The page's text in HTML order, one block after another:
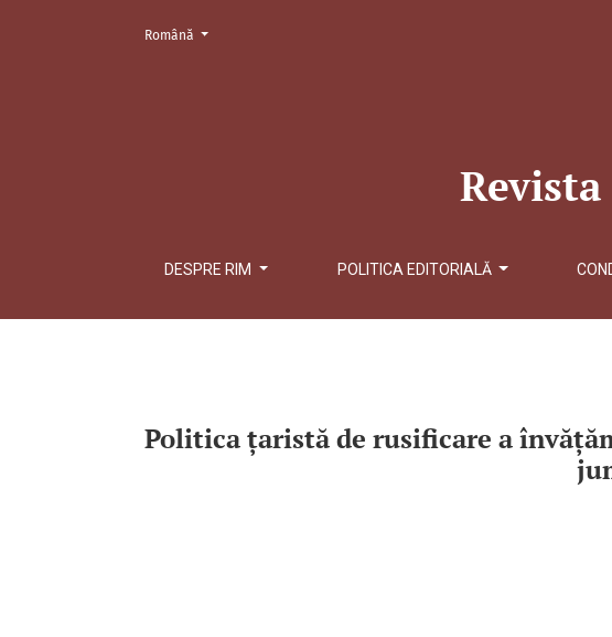
<b>Politica ţaristă de rusificare a învăţământului şi „realităţile
DESPRE RIM POLITICA EDITORIALĂ
Change the language. The current language is:
Română
Politica ţaristă de rusificare a